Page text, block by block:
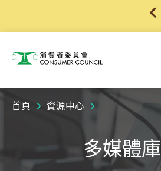
消費者委員會
首頁 資源中心
多媒體庫